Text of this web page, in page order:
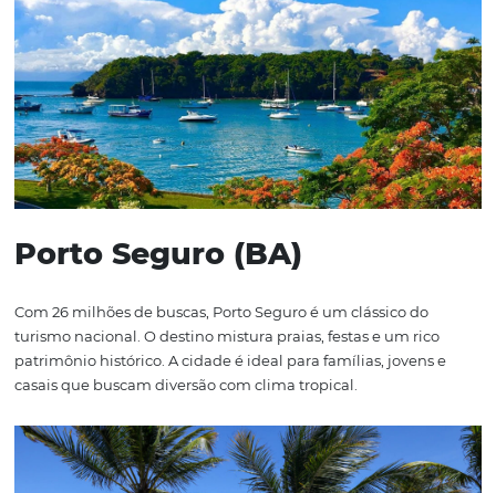
São Paulo (SP)
Com 80 milhões de buscas, São Paulo surpreende por
posição. A cidade atrai tanto turistas religiosos quanto
busca gastronomia, cultura e shows durante o feriado. É
também um hub de viagens, com muitos combinando
com destinos próximos no litoral.